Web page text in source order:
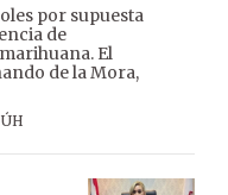
por supuesta
de
El
de la Mora,